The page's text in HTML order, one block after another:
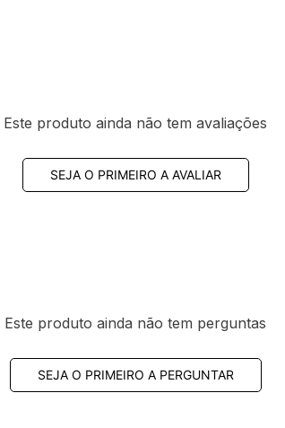
Este produto ainda não tem avaliações
SEJA O PRIMEIRO A AVALIAR
Este produto ainda não tem perguntas
SEJA O PRIMEIRO A PERGUNTAR